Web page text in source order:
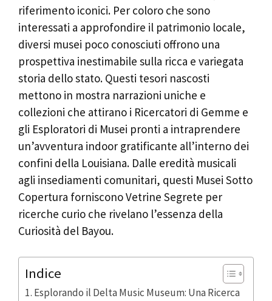
riferimento iconici. Per coloro che sono
interessati a approfondire il patrimonio locale,
diversi musei poco conosciuti offrono una
prospettiva inestimabile sulla ricca e variegata
storia dello stato. Questi tesori nascosti
mettono in mostra narrazioni uniche e
collezioni che attirano i Ricercatori di Gemme e
gli Esploratori di Musei pronti a intraprendere
un’avventura indoor gratificante all’interno dei
confini della Louisiana. Dalle eredità musicali
agli insediamenti comunitari, questi Musei Sotto
Copertura forniscono Vetrine Segrete per
ricerche curio che rivelano l’essenza della
Curiosità del Bayou.
Indice
Esplorando il Delta Music Museum: Una Ricerca